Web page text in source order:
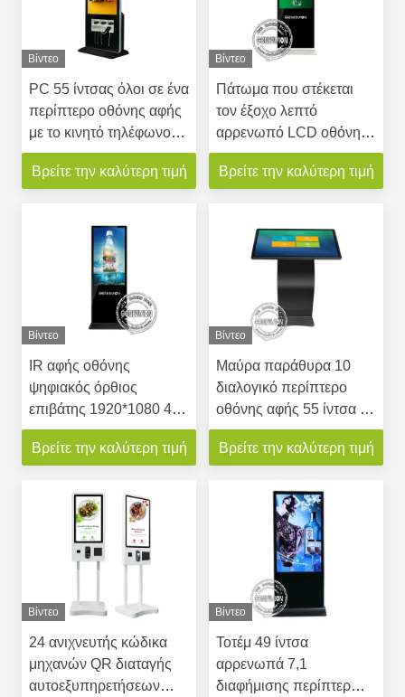
Βίντεο
PC 55 ίντσας όλοι σε ένα
περίπτερο οθόνης αφής
με το κινητό τηλέφωνο
τηλεφωνικών έξυπνο
κυττάρων ασύρματος
Βρείτε την καλύτερη τιμή
Βίντεο
Πάτωμα που στέκεται
τον έξοχο λεπτό
αρρενωπό LCD οθόνης
αφής 43 ίντσας
διαφημιστικό φορέα
Βρείτε την καλύτερη τιμή
Βίντεο
IR αφής οθόνης
ψηφιακός όρθιος
επιβάτης 1920*1080 43
ίντσας περίπτερων
αρρενωπός για το
Βρείτε την καλύτερη τιμή
Βίντεο
Μαύρα παράθυρα 10
διαλογικό περίπτερο
οθόνης αφής 55 ίντσα με
5G για την έκθεση
Βρείτε την καλύτερη τιμή
Βίντεο
24 ανιχνευτής κώδικα
μηχανών QR διαταγής
αυτοεξυπηρετήσεων
Βίντεο
Τοτέμ 49 ίντσα
αρρενωπά 7,1
διαφήμισης περίπτερων